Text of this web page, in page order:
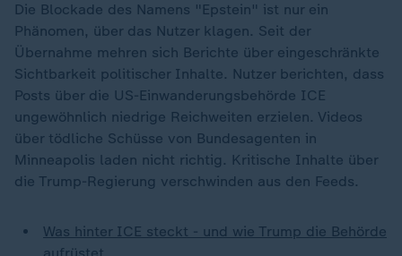
Die Blockade des Namens "Epstein" ist nur ein
Phänomen, über das Nutzer klagen. Seit der
Übernahme mehren sich Berichte über eingeschränkte
Sichtbarkeit politischer Inhalte. Nutzer berichten, dass
Posts über die US-Einwanderungsbehörde ICE
ungewöhnlich niedrige Reichweiten erzielen. Videos
über tödliche Schüsse von Bundesagenten in
Minneapolis laden nicht richtig. Kritische Inhalte über
die Trump-Regierung verschwinden aus den Feeds.
Was hinter ICE steckt - und wie Trump die Behörde